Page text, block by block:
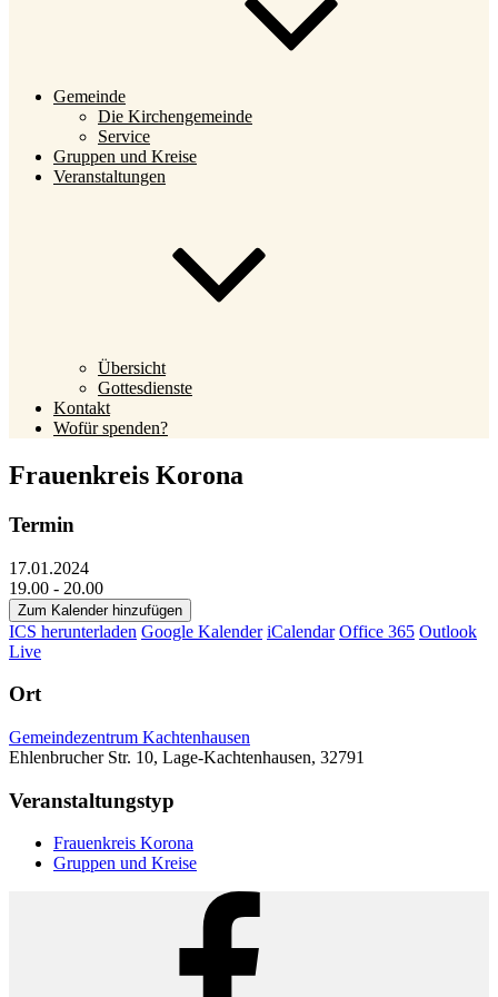
Gemeinde
Die Kirchengemeinde
Service
Gruppen und Kreise
Veranstaltungen
Übersicht
Gottesdienste
Kontakt
Wofür spenden?
Frauenkreis Korona
Termin
17.01.2024
19.00 - 20.00
Zum Kalender hinzufügen
ICS herunterladen Google Kalender iCalendar Office 365 Outlook
Live
Ort
Gemeindezentrum Kachtenhausen
Ehlenbrucher Str. 10, Lage-Kachtenhausen, 32791
Veranstaltungstyp
Frauenkreis Korona
Gruppen und Kreise